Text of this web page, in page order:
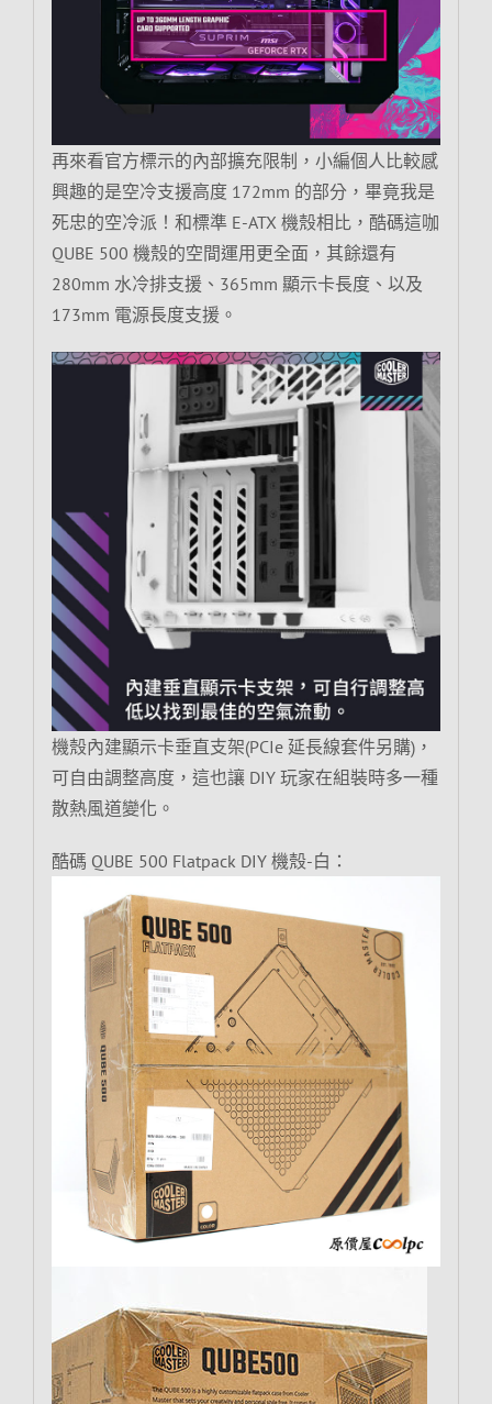
再來看官方標示的內部擴充限制，小編個人比較感
興趣的是空冷支援高度 172mm 的部分，畢竟我是
死忠的空冷派！和標準 E-ATX 機殼相比，酷碼這咖
QUBE 500 機殼的空間運用更全面，其餘還有
280mm 水冷排支援、365mm 顯示卡長度、以及
173mm 電源長度支援。
機殼內建顯示卡垂直支架(PCIe 延長線套件另購)，
可自由調整高度，這也讓 DIY 玩家在組裝時多一種
散熱風道變化。
酷碼 QUBE 500 Flatpack DIY 機殼-白：